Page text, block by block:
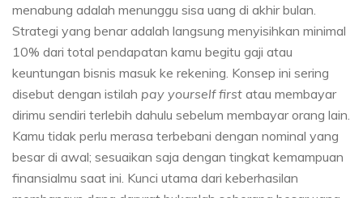
menabung adalah menunggu sisa uang di akhir bulan.
Strategi yang benar adalah langsung menyisihkan minimal
10% dari total pendapatan kamu begitu gaji atau
keuntungan bisnis masuk ke rekening. Konsep ini sering
disebut dengan istilah pay yourself first atau membayar
dirimu sendiri terlebih dahulu sebelum membayar orang lain.
Kamu tidak perlu merasa terbebani dengan nominal yang
besar di awal; sesuaikan saja dengan tingkat kemampuan
finansialmu saat ini. Kunci utama dari keberhasilan